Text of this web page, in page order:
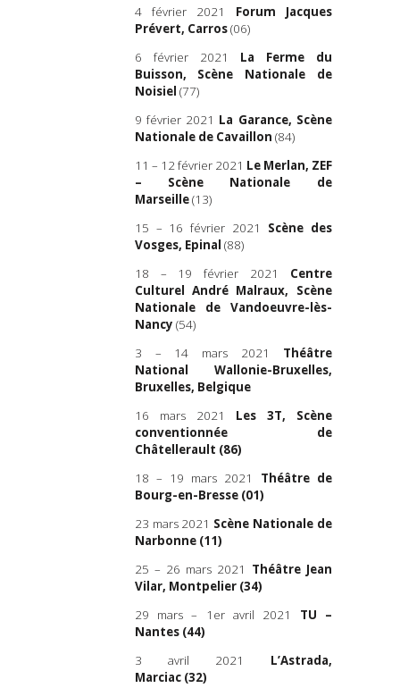
4 février 2021 Forum Jacques
Prévert, Carros(06)
6 février 2021 La Ferme du
Buisson, Scène Nationale de
Noisiel (77)
9 février 2021 La Garance, Scène
Nationale de Cavaillon (84)
11 – 12 février 2021 Le Merlan, ZEF
– Scène Nationale de
Marseille(13)
15 – 16 février 2021 Scène des
Vosges, Epinal (88)
18 – 19 février 2021 Centre
Culturel André Malraux, Scène
Nationale de Vandoeuvre-lès-
Nancy (54)
3 – 14 mars 2021 Théâtre
National Wallonie-Bruxelles,
Bruxelles, Belgique
16 mars 2021 Les 3T, Scène
conventionnée de
Châtellerault (86)
18 – 19 mars 2021 Théâtre de
Bourg-en-Bresse (01)
23 mars 2021 Scène Nationale de
Narbonne(11)
25 – 26 mars 2021 Théâtre Jean
Vilar, Montpelier(34)
29 mars – 1er avril 2021 TU –
Nantes(44)
3 avril 2021 L’Astrada,
Marciac (32)